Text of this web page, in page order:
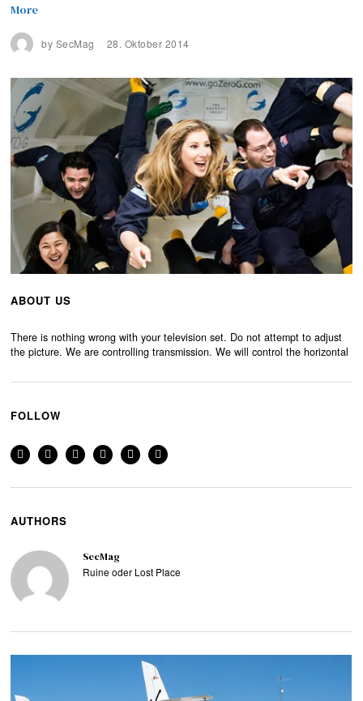
More
by SecMag 28. Oktober 2014
ABOUT US
There is nothing wrong with your television set. Do not attempt to adjust
the picture. We are controlling transmission. We will control the horizontal
FOLLOW
AUTHORS
SecMag
Ruine oder Lost Place